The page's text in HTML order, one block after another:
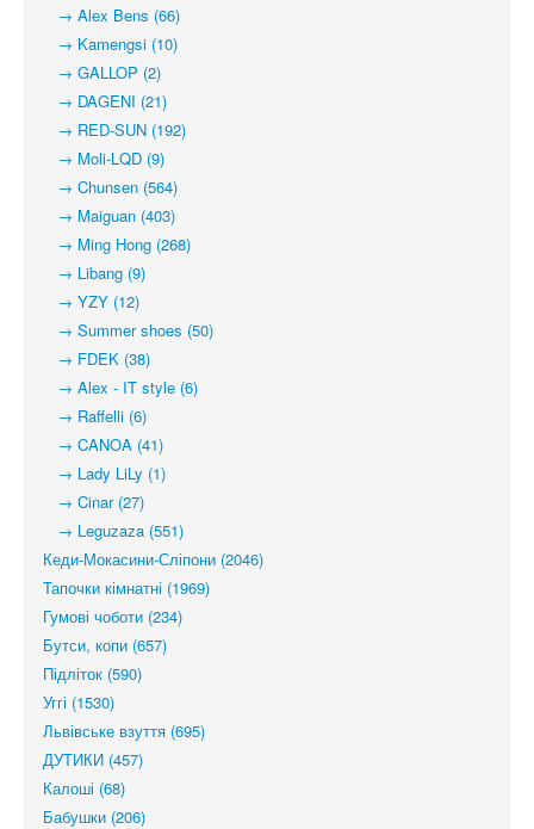
→ Alex Bens (66)
→ Kamengsi (10)
→ GALLOP (2)
→ DAGENI (21)
→ RED-SUN (192)
→ Moli-LQD (9)
→ Chunsen (564)
→ Maiguan (403)
→ Ming Hong (268)
→ Libang (9)
→ YZY (12)
→ Summer shoes (50)
→ FDEK (38)
→ Alex - IT style (6)
→ Raffelli (6)
→ CANOA (41)
→ Lady LiLy (1)
→ Cinar (27)
→ Leguzaza (551)
Кеди-Мокасини-Сліпони (2046)
Тапочки кімнатні (1969)
Гумові чоботи (234)
Бутси, копи (657)
Підліток (590)
Уггі (1530)
Львівське взуття (695)
ДУТИКИ (457)
Калоші (68)
Бабушки (206)